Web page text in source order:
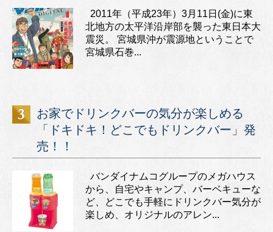
2011年（平成23年）3月11日(金)に東
北地方の太平洋沿岸部を襲った東日本大
震災。 宮城県沖が震源地ということで
宮城県石巻...
お家でドリンクバーの気分が楽しめる
「ドキドキ！どこでもドリンクバー」発
売！！
バンダイナムコグループのメガハウス
から、自宅やキャンプ、バーベキューな
ど、どこでも手軽にドリンクバー気分が
楽しめ、オリジナルのアレン...